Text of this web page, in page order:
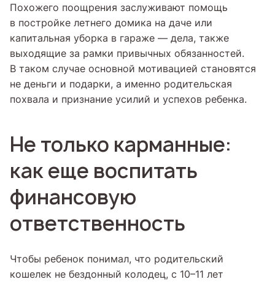
Похожего поощрения заслуживают помощь
в постройке летнего домика на даче или
капитальная уборка в гараже — дела, также
выходящие за рамки привычных обязанностей.
В таком случае основной мотивацией становятся
не деньги и подарки, а именно родительская
похвала и признание усилий и успехов ребенка.
Не только карманные:
как еще воспитать
финансовую
ответственность
Чтобы ребенок понимал, что родительский
кошелек не бездонный колодец, с 10–11 лет